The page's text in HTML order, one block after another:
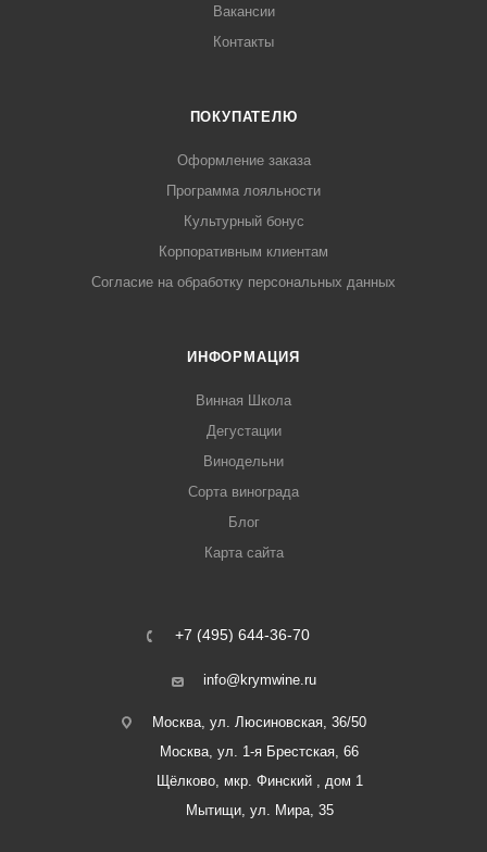
Вакансии
Контакты
ПОКУПАТЕЛЮ
Оформление заказа
Программа лояльности
Культурный бонус
Корпоративным клиентам
Согласие на обработку персональных данных
ИНФОРМАЦИЯ
Винная Школа
Дегустации
Винодельни
Сорта винограда
Блог
Карта сайта
+7 (495) 644-36-70
info@krymwine.ru
Москва, ул. Люсиновская, 36/50
Москва, ул. 1-я Брестская, 66
Щёлково, мкр. Финский , дом 1
Мытищи, ул. Мира, 35